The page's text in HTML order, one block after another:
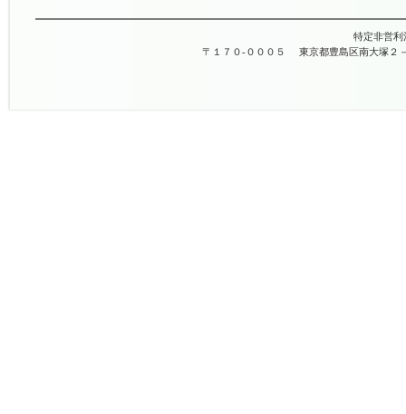
特定非営利
〒１７０-０００５
東京都豊島区南大塚２